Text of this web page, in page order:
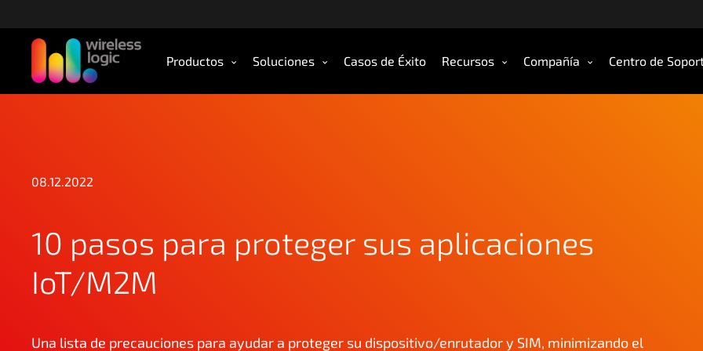
k
Productos Soluciones Casos de Éxito Recursos Compañía Centro de
08.12.2022
10 pasos para proteger sus aplicaciones
IoT/M2M
Una lista de precauciones para ayudar a proteger su dispositivo/enrutador y SIM, minimizando el